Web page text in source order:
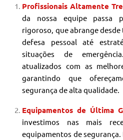
Profissionais Altamente
da nossa equipe passa
rigoroso, que abrange desde
defesa pessoal até
situações de
atualizados com as
garantindo que
segurança de alta qualidade.
Equipamentos de Última
investimos nas mais
equipamentos de